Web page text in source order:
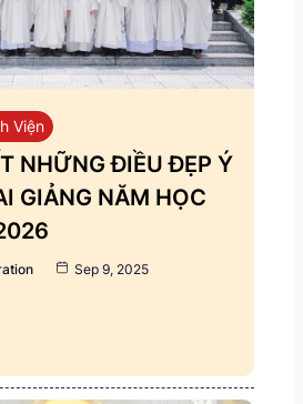
Viện
NHỮNG ĐIỀU ĐẸP Ý
GIẢNG NĂM HỌC
Sep 9, 2025